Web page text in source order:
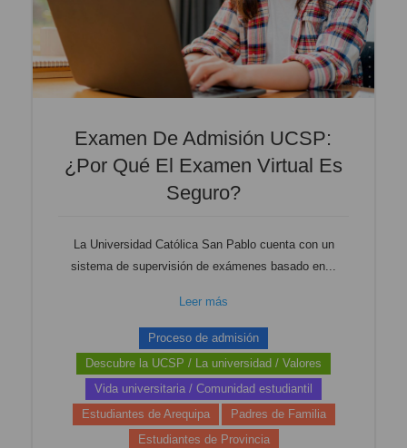
Examen De Admisión UCSP:
¿Por Qué El Examen Virtual Es
Seguro?
La Universidad Católica San Pablo cuenta con un
sistema de supervisión de exámenes basado en...
Leer más
Proceso de admisión
Descubre la UCSP / La universidad / Valores
Vida universitaria / Comunidad estudiantil
Estudiantes de Arequipa
Padres de Familia
Estudiantes de Provincia